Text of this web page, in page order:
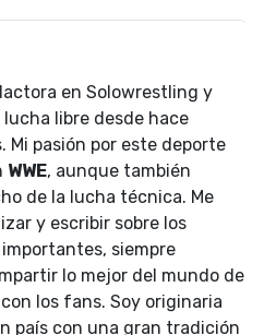
en Solowrestling y
libre desde hace
Mi pasión por este deporte
WWE, aunque también
de la lucha técnica. Me
y escribir sobre los
siempre
lo mejor del mundo de
los fans. Soy originaria
país con una gran tradición